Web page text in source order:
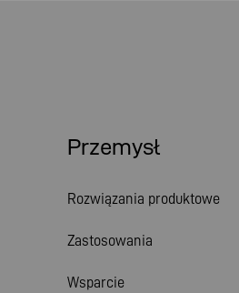
Przemysł
Rozwiązania produktowe
Zastosowania
Wsparcie